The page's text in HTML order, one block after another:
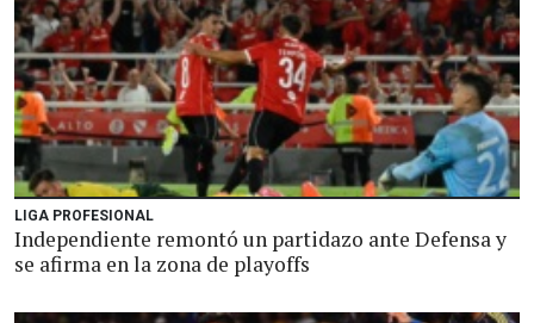
LIGA PROFESIONAL
Independiente remontó un partidazo ante Defensa y
se afirma en la zona de playoffs